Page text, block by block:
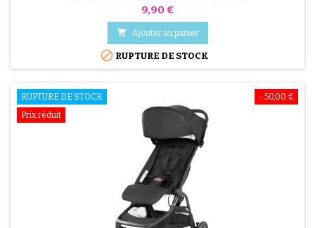
Prix
9,90 €
 Ajouter au panier
 RUPTURE DE STOCK
- 50,00 €
RUPTURE DE STOCK
Prix réduit